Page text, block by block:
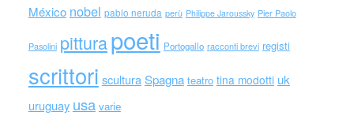
México nobel pablo neruda perù Philippe Jaroussky Pier Paolo
Pasolini pitturapoeti Portogallo racconti brevi registi
scrittori scultura Spagna teatro tina modotti uk
uruguay usa varie